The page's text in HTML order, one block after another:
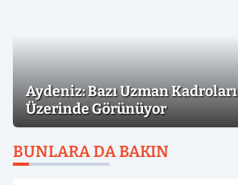
Aydeniz: Bazı Uzman
Üzerinde Görünüyor
BUNLARA DA BAKIN